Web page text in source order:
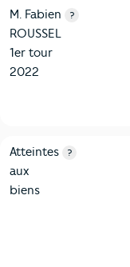
M. Fabien
ROUSSEL
1er tour
2022
?
7-Sécurité
Critères
Atteintes
aux
biens
?